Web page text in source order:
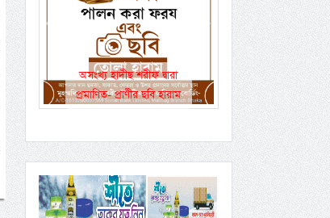
একই রানওয়েতে সামরিক-
বেসামরিক ফ্লাইট!